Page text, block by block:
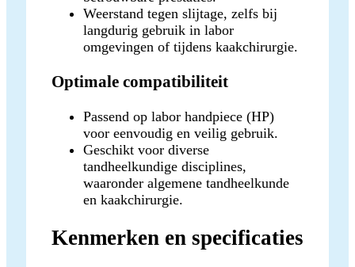
Weerstand tegen slijtage, zelfs bij
langdurig gebruik in labor
omgevingen of tijdens kaakchirurgie.
Optimale compatibiliteit
Passend op labor handpiece (HP)
voor eenvoudig en veilig gebruik.
Geschikt voor diverse
tandheelkundige disciplines,
waaronder algemene tandheelkunde
en kaakchirurgie.
Kenmerken en specificaties